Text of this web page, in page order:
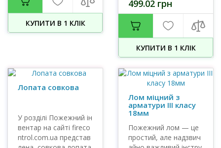
КУПИТИ В 1 КЛIК
499.02 грн
КУПИТИ В 1 КЛIК
Лопата совкова
У розділі Пожежний ін
вентар на сайті fireco
ntrol.com.ua представ
Лом міцний з
арматури III класу
18мм
Пожежний лом — це
простий, але надзвич